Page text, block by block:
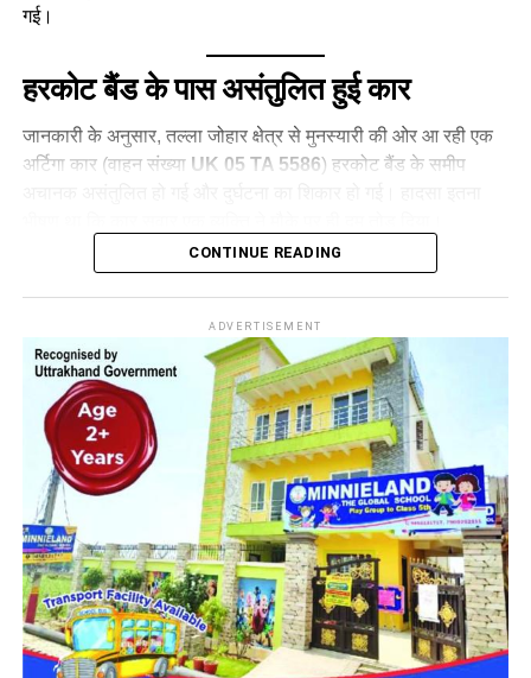
गई।
हरकोट बैंड के पास असंतुलित हुई कार
जानकारी के अनुसार, तल्ला जोहार क्षेत्र से मुनस्यारी की ओर आ रही एक
अर्टिगा कार (वाहन संख्या UK 05 TA 5586) हरकोट बैंड के समीप
स्थानीय लोगों और पुलिस ने शुरू किया रेस्क्यू
CONTINUE READING
ADVERTISEMENT